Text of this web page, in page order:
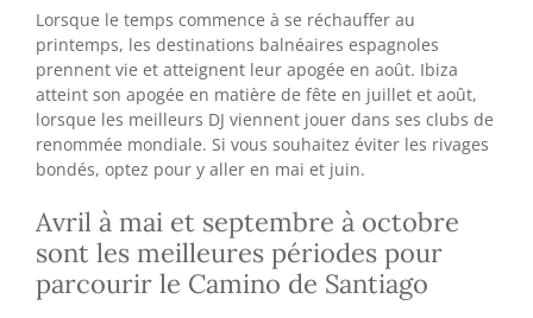
Lorsque le temps commence à se réchauffer au
printemps, les destinations balnéaires espagnoles
prennent vie et atteignent leur apogée en août. Ibiza
atteint son apogée en matière de fête en juillet et août,
lorsque les meilleurs DJ viennent jouer dans ses clubs de
renommée mondiale. Si vous souhaitez éviter les rivages
bondés, optez pour y aller en mai et juin.
Avril à mai et septembre à octobre
sont les meilleures périodes pour
parcourir le Camino de Santiago